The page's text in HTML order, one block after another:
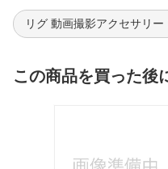
リグ 動画撮影アクセサリー
この商品を買った後